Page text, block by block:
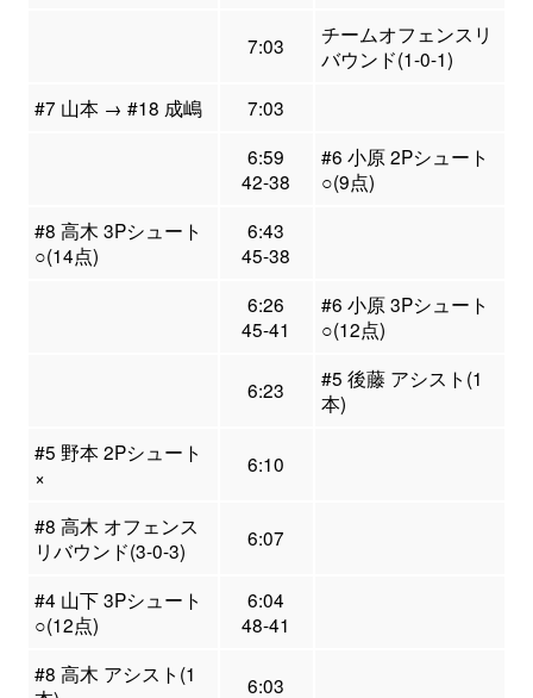
7:03
チームオフェンスリ
バウンド(1-0-1)
#7 山本 → #18 成嶋
7:03
6:59
42-38
#6 小原 2Pシュート
○(9点)
#8 高木 3Pシュート
○(14点)
6:43
45-38
6:26
45-41
#6 小原 3Pシュート
○(12点)
6:23
#5 後藤 アシスト(1
本)
#5 野本 2Pシュート
×
6:10
#8 高木 オフェンス
リバウンド(3-0-3)
6:07
#4 山下 3Pシュート
○(12点)
6:04
48-41
#8 高木 アシスト(1
6:03